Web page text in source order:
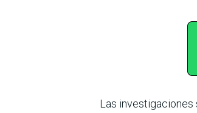
Las investigaciones